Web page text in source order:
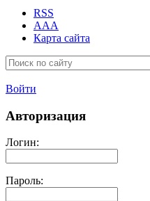
RSS
AAA
Карта сайта
Войти
Авторизация
Логин:
Пароль: